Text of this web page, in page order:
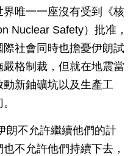
唯一一座沒有受到《核
Nuclear Safety）批准，
社會同時也擔憂伊朗試
格制裁，但就在地震當
新鈾礦坑以及生產工
朗不允許繼續他們的計
不允許他們持續下去，